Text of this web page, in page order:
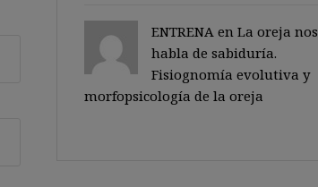
ENTRENA en La oreja nos
habla de sabiduría.
Fisiognomía evolutiva y
morfopsicología de la oreja